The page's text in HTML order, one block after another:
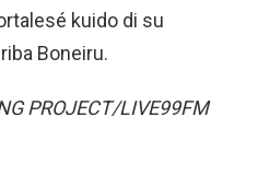
kuido di su
Boneiru.
PROJECT/LIVE99FM